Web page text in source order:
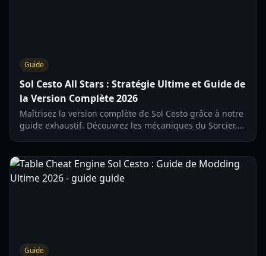
Guide
Sol Cesto All Stars : Stratégie Ultime et Guide de
la Version Complète 2026
Maîtrisez la version complète de Sol Cesto grâce à notre
guide exhaustif. Découvrez les mécaniques du Sorcier,
Guide